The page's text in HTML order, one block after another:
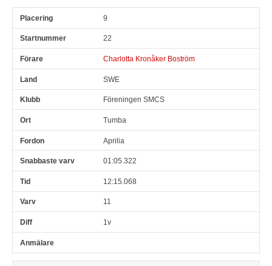
9
22
Charlotta Kronåker Boström
SWE
Föreningen SMCS
Tumba
Aprilia
01:05.322
12:15.068
11
1v